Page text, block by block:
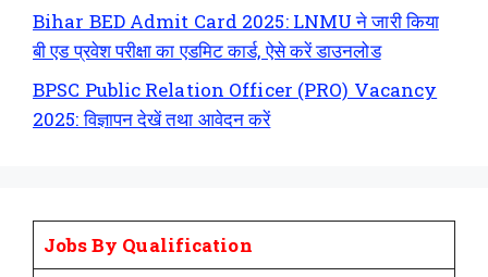
Bihar BED Admit Card 2025: LNMU ने जारी किया
बी एड प्रवेश परीक्षा का एडमिट कार्ड, ऐसे करें डाउनलोड
BPSC Public Relation Officer (PRO) Vacancy
2025: विज्ञापन देखें तथा आवेदन करें
Jobs By Qualification